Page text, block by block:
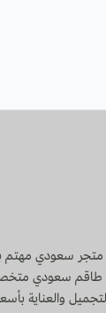
متجر سعودي مهتم
طاقم سعودي
والعناية